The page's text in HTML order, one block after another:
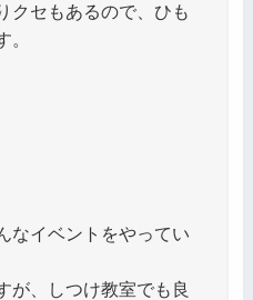
クセもあるので、ひも
なイベントをやってい
が、しつけ教室でも良